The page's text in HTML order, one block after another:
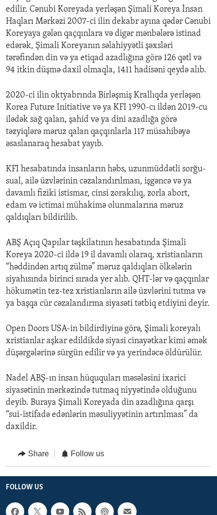
edilir. Cənubi Koreyada yerləşən Şimali Koreya İnsan
Haqları Mərkəzi 2007-ci ilin dekabr ayına qədər Cənubi
Koreyaya gələn qaçqınlara və digər mənbələrə istinad
edərək, Şimali Koreyanın səlahiyyətli şəxsləri
tərəfindən din və ya etiqad azadlığına görə 126 qətl və
94 itkin düşmə daxil olmaqla, 1411 hadisəni qeydə alıb.
2020-ci ilin oktyabrında Birləşmiş Krallıqda yerləşən
Korea Future Initiative və ya KFI 1990-cı ildən 2019-cu
ilədək sağ qalan, şahid və ya dini azadlığa görə
təzyiqlərə məruz qalan qaçqınlarla 117 müsahibəyə
əsaslanaraq hesabat yayıb.
KFI hesabatında insanların həbs, uzunmüddətli sorğu-
sual, ailə üzvlərinin cəzalandırılması, işgəncə və ya
davamlı fiziki istismar, cinsi zorakılıq, zorla abort,
edam və ictimai mühakimə olunmalarına məruz
qaldıqları bildirilib.
ABŞ Açıq Qapılar təşkilatının hesabatında Şimali
Koreya 2020-ci ildə 19 il davamlı olaraq, xristianların
“həddindən artıq zülmə” məruz qaldıqları ölkələrin
siyahısında birinci sırada yer alıb. QHT-lər və qaçqınlar
hökumətin tez-tez xristianların ailə üzvlərini tutma və
ya başqa cür cəzalandırma siyasəti tətbiq etdiyini deyir.
Open Doors USA-in bildirdiyinə görə, Şimali koreyalı
xristianlar aşkar edildikdə siyasi cinayətkar kimi əmək
düşərgələrinə sürgün edilir və ya yerindəcə öldürülür.
Nadel ABŞ-ın insan hüququları məsələsini ixarici
siyasətinin mərkəzində tutmaq niyyətində olduğunu
deyib. Buraya Şimali Koreyada din azadlığına qarşı
“sui-istifadə edənlərin məsuliyyətinin artırılması” da
daxildir.
Share Follow us
FOLLOW US